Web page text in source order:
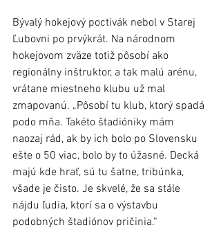
Bývalý hokejový poctivák nebol v Starej
Ľubovni po prvýkrát. Na národnom
hokejovom zväze totiž pôsobí ako
regionálny inštruktor, a tak malú arénu,
vrátane miestneho klubu už mal
zmapovanú. „Pôsobí tu klub, ktorý spadá
podo mňa. Takéto štadióniky mám
naozaj rád, ak by ich bolo po Slovensku
ešte o 50 viac, bolo by to úžasné. Decká
majú kde hrať, sú tu šatne, tribúnka,
všade je čisto. Je skvelé, že sa stále
nájdu ľudia, ktorí sa o výstavbu
podobných štadiónov pričinia.“